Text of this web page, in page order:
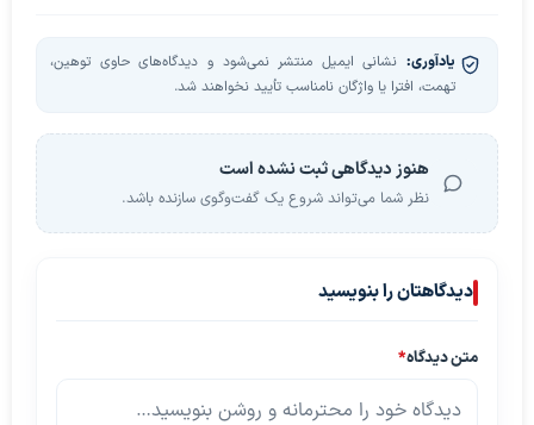
یادآوری: نشانی ایمیل منتشر نمی‌شود و دیدگاه‌های حاوی توهین،
تهمت، افترا یا واژگان نامناسب تأیید نخواهند شد.
هنوز دیدگاهی ثبت نشده است
نظر شما می‌تواند شروع یک گفت‌وگوی سازنده باشد.
دیدگاهتان را بنویسید
متن دیدگاه*